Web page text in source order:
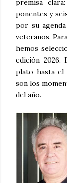
premisa clara:
ponentes y
por su
veteranos.
hemos
edición 2026.
plato hasta el
son los
del año.